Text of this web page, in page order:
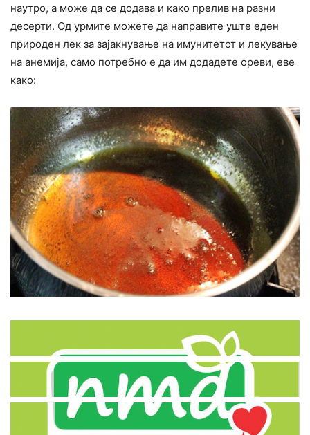
наутро, а може да се додава и како прелив на разни
десерти. Од урмите можете да направите уште еден
природен лек за зајакнување на имунитетот и лекување
на анемија, само потребно е да им додадете ореви, еве
како: